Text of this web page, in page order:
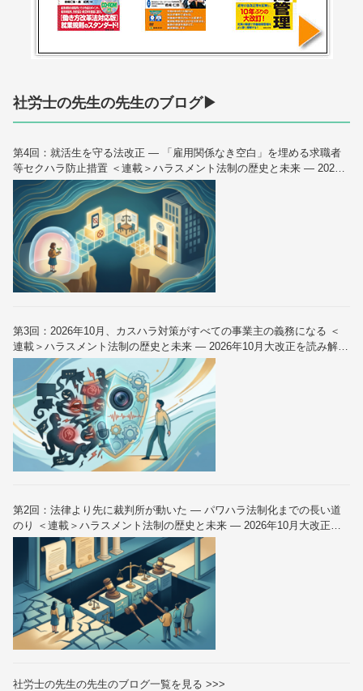
社労士の先生の先生のブログ▶
第4回：就活生を守る法改正 — 「雇用関係なき空白」を埋める求職者
等セクハラ防止措置 ＜連載＞ハラスメント法制の歴史と未来 — 2026
年10月大改正を読み解く（全6回）
第3回：2026年10月、カスハラ対策がすべての事業主の義務になる ＜
連載＞ハラスメント法制の歴史と未来 — 2026年10月大改正を読み解く
（全6回）
第2回：法律より先に裁判所が動いた — パワハラ法制化までの長い道
のり ＜連載＞ハラスメント法制の歴史と未来 — 2026年10月大改正を
読み解く（全6回）
社労士の先生の先生のブログ一覧を見る >>>